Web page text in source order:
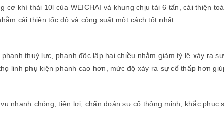
cơ khí thải 10l của WEICHAI và khung chịu tải 6 tấn, cải thiện
cải thiện tốc độ và công suất một cách tốt nhất.
thuỷ lực, phanh độc lập hai chiều nhằm giảm tỷ lệ xảy ra
linh phụ kiện phanh cao hơn, mức độ xảy ra sự cố thấp hơn
nhanh chóng, tiện lợi, chẩn đoán sự cố thông minh, khắc phục